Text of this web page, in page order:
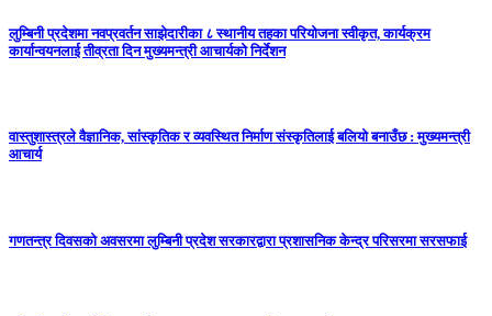
लुम्बिनी प्रदेशमा नवप्रवर्तन साझेदारीका ८ स्थानीय तहका परियोजना स्वीकृत, कार्यक्रम
कार्यान्वयनलाई तीव्रता दिन मुख्यमन्त्री आचार्यको निर्देशन
वास्तुशास्त्रले वैज्ञानिक, सांस्कृतिक र व्यवस्थित निर्माण संस्कृतिलाई बलियो बनाउँछ : मुख्यमन्त्री
आचार्य
गणतन्त्र दिवसको अवसरमा लुम्बिनी प्रदेश सरकारद्वारा प्रशासनिक केन्द्र परिसरमा सरसफाई